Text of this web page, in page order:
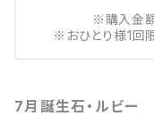
※購入金
※おひとり様1回
7月誕生石・ルビー